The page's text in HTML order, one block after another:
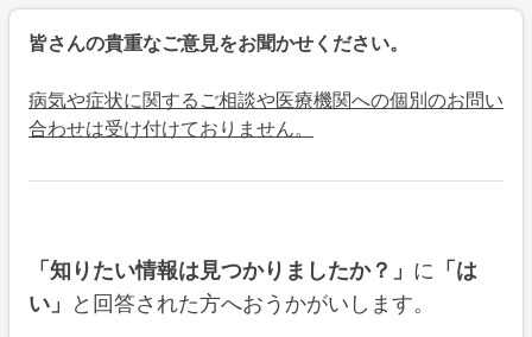
皆さんの貴重なご意見をお聞かせください。
病気や症状に関するご相談や医療機関への個別のお問い
合わせは受け付けておりません。
「知りたい情報は見つかりましたか？」 に 「は
い」 と回答された方へおうかがいします。